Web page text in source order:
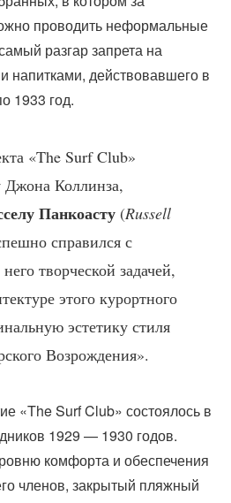
проводить неформальные
разгар запрета на
напитками, действовавшего в
1933 год.
«The Surf Club»
Коллинза,
Панкоасту (Russell
справился с
творческой задачей,
этого курортного
эстетику стиля
Возрождения».
«The Surf Club» состоялось в
1929 — 1930 годов.
комфорта и обеспечения
членов, закрытый пляжный